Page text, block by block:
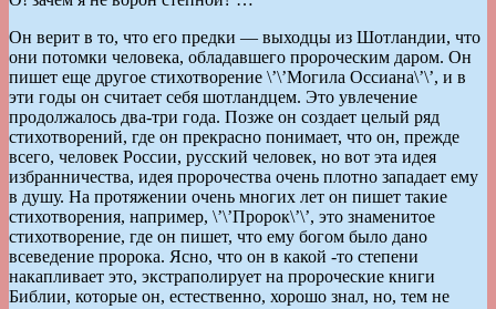
Он верит в то, что его предки — выходцы из Шотландии, что
они потомки человека, обладавшего пророческим даром. Он
пишет еще другое стихотворение \’\’Могила Оссиана\’\’, и в
эти годы он считает себя шотландцем. Это увлечение
продолжалось два-три года. Позже он создает целый ряд
стихотворений, где он прекрасно понимает, что он, прежде
всего, человек России, русский человек, но вот эта идея
избранничества, идея пророчества очень плотно западает ему
в душу. На протяжении очень многих лет он пишет такие
стихотворения, например, \’\’Пророк\’\’, это знаменитое
стихотворение, где он пишет, что ему богом было дано
всеведение пророка. Ясно, что он в какой -то степени
накапливает это, экстраполирует на пророческие книги
Библии, которые он, естественно, хорошо знал, но, тем не